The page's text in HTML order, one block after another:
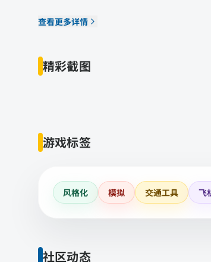
查看更多详情
精彩截图
游戏标签
风格化 模拟 交通工具 飞
社区动态